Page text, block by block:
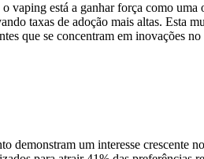
vaping está a ganhar força como
taxas de adoção mais altas. Esta
que se concentram em inovações
demonstram um interesse